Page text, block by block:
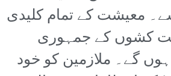
معیشت کے تمام کلیدی
کشوں کے جمہوری
گے۔ ملازمین کو خود